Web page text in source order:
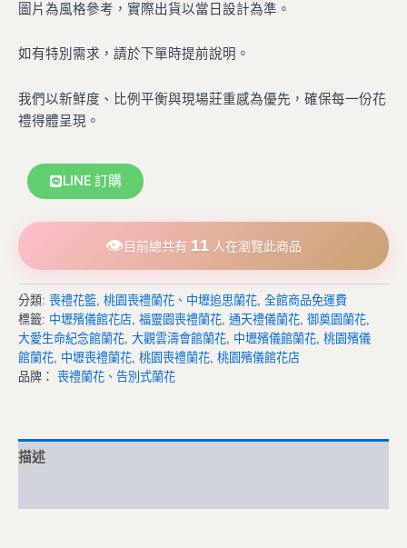
圖片為風格參考，實際出貨以當日設計為準。
如有特別需求，請於下單時提前說明。
我們以新鮮度、比例平衡與現場莊重感為優先，確保每一份花
禮得體呈現。
LINE 訂購
👁 目前總共有 11 人在瀏覽此商品
分類: 喪禮花籃 桃園喪禮蘭花、中壢追思蘭花 全館商品免運費
標籤: 中壢殯儀館花店 福靈園喪禮蘭花 通天禮儀蘭花 御奠園蘭花
大愛生命紀念館蘭花 大觀雲濤會館蘭花 中壢殯儀館蘭花 桃園殯儀
館蘭花 中壢喪禮蘭花 桃園喪禮蘭花 桃園殯儀館花店
品牌： 喪禮蘭花、告別式蘭花
描述